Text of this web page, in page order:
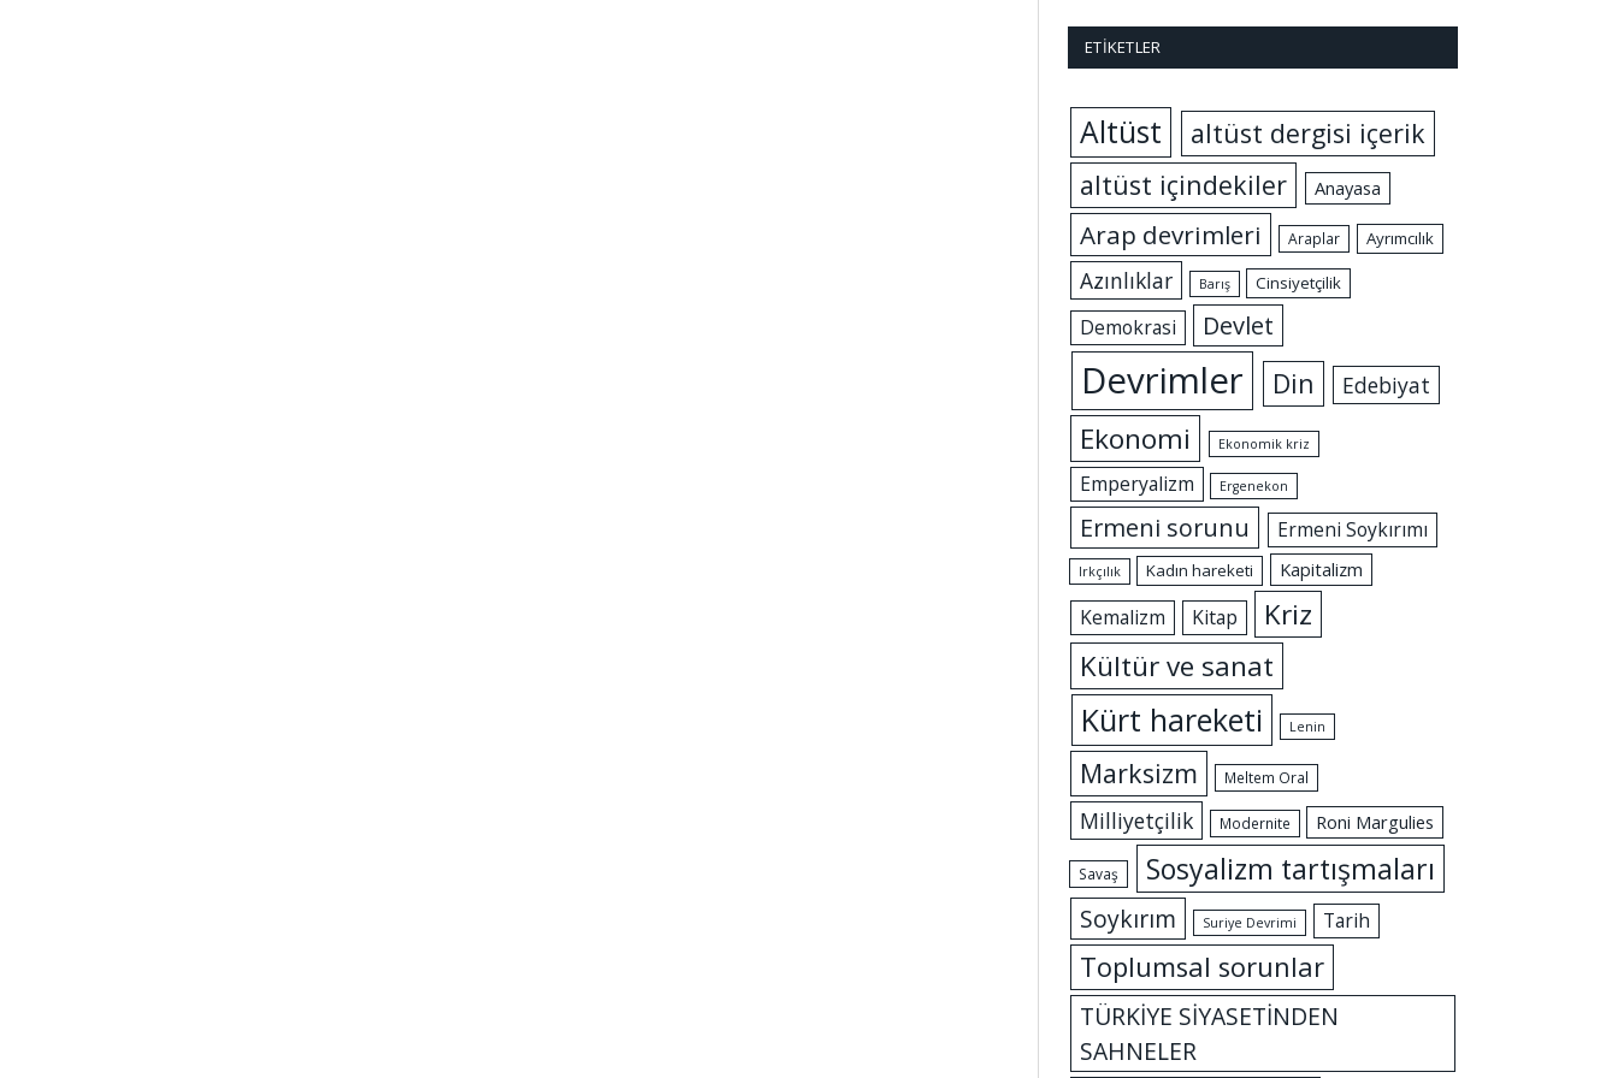
ETIKETLER
Altüst
altüst dergisi içerik
altüst içindekiler
Anayasa
Arap devrimleri Araplar Ayrımcılık
Azınlıklar Barış Cinsiyetçilik
Demokrasi Devlet
Devrimler Din Edebiyat
Ekonomi Ekonomik kriz
Emperyalizm Ergenekon
Ermeni sorunu Ermeni Soykırımı
Irkçılık Kadın hareketi Kapitalizm
Kemalizm Kitap
Kriz
Kültür ve sanat
Kürt hareketi Lenin
Marksizm Meltem Oral
Milliyetçilik Modernite Roni Margulies
Savaş Sosyalizm tartışmaları
Soykırım Suriye Devrimi Tarih
Toplumsal sorunlar
TÜRKİYE SİYASETİNDEN
SAHNELER